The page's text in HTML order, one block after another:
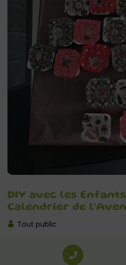
DIY avec les
Calendrier de
Tout public